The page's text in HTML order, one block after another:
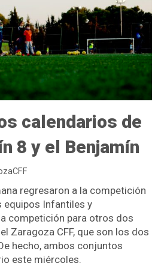
calendarios de
8 y el Benjamín
regresaron a la competición
equipos Infantiles y
competición para otros dos
Zaragoza CFF, que son los dos
hecho, ambos conjuntos
este miércoles.